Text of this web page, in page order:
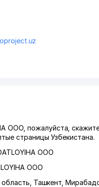
ООО, пожалуйста,
страницы Узбекистана.
ООО
ООО
Ташкент ,